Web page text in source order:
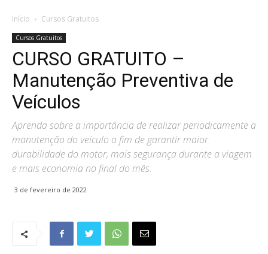
Início Cursos Gratuitos
Cursos Gratuitos
CURSO GRATUITO –
Manutenção Preventiva de
Veículos
Aprenda sobre a importância de realizar periodicamente a
manutenção do veículo a fim de garantir maior
durabilidade do motor, mais segurança durante a viagem
e mais economia no final do mês.
3 de fevereiro de 2022